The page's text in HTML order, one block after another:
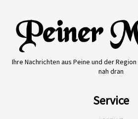
Ihre Nachrichten aus Peine und der
nah dran
Service